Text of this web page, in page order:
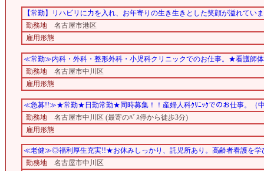
【常勤】リハビリに力を入れ、お年寄りの生き生きとした笑顔が溢れてい
勤務地
名古屋市港区
雇用形態
≪常勤≫内科・外科・整形外科・小児科クリニックでのお仕事。★看護師
勤務地
名古屋市中川区
雇用形態
≪急募!!≫★常勤★日勤常勤★同時募集！！産婦人科ｸﾘﾆｯｸでのお仕事。（
勤務地
名古屋市中川区 (最寄のﾊﾞｽ停から徒歩3分)
雇用形態
≪老健≫◎福利厚生充実!!★お休みしっかり、託児所あり。高齢者看護を学
勤務地
名古屋市中川区